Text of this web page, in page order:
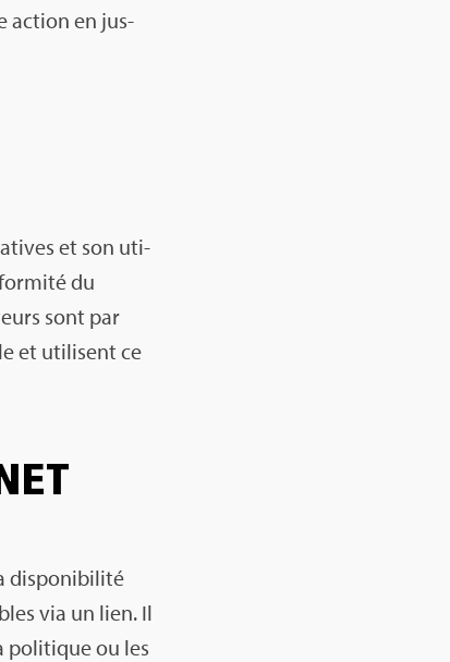
action en jus­
et son uti­
du
sont par
et uti­lisent ce
dis­po­ni­bi­lité
via un lien. Il
poli­tique ou les